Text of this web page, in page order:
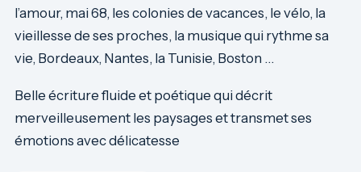
l’amour, mai 68, les colonies de vacances, le vélo, la
vieillesse de ses proches, la musique qui rythme sa
vie, Bordeaux, Nantes, la Tunisie, Boston …
Belle écriture fluide et poétique qui décrit
merveilleusement les paysages et transmet ses
émotions avec délicatesse